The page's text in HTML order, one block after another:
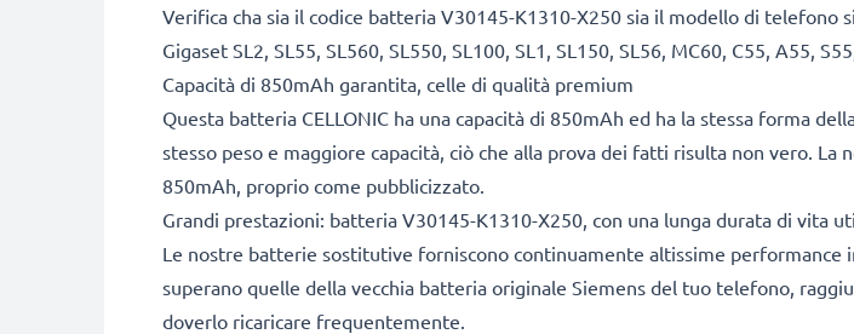
Verifica cha sia il codice batteria V30145-K1310-X250 sia il modello di
Gigaset SL2, SL55, SL560, SL550, SL100, SL1, SL150, SL56, MC60, C55, A55,
Capacità di 850mAh garantita, celle di qualità premium
Questa batteria CELLONIC ha una capacità di 850mAh ed ha la stessa forma
stesso peso e maggiore capacità, ciò che alla prova dei fatti risulta non vero.
850mAh, proprio come pubblicizzato.
Grandi prestazioni: batteria V30145-K1310-X250, con una lunga durata di vita
Le nostre batterie sostitutive forniscono continuamente altissime
superano quelle della vecchia batteria originale Siemens del tuo telefono,
doverlo ricaricare frequentemente.